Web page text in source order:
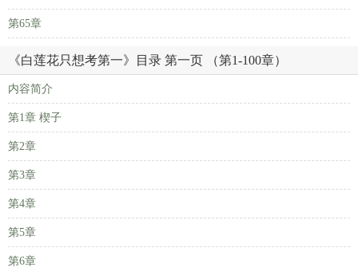
第65章
《白莲花只想考第一》目录 第一页 （第1-100章）
内容简介
第1章 楔子
第2章
第3章
第4章
第5章
第6章